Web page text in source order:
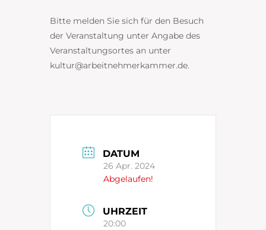
Bitte melden Sie sich für den Besuch
der Veranstaltung unter Angabe des
Veranstaltungsortes an unter
kultur@arbeitnehmerkammer.de.
DATUM
26 Apr. 2024
Abgelaufen!
UHRZEIT
20:00